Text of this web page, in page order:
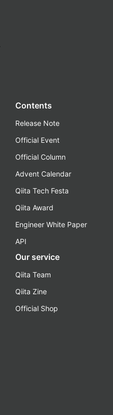
Contents
Release Note
Official Event
Official Column
Advent Calendar
Qiita Tech Festa
Qiita Award
Engineer White Paper
API
Our service
Qiita Team
Qiita Zine
Official Shop